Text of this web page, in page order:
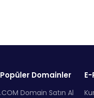
Popüler Domainler
.COM Domain Satın Al